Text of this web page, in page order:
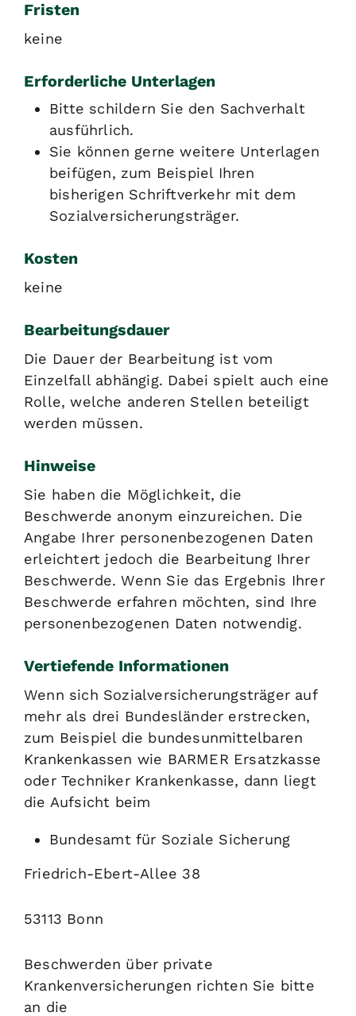
Fristen
keine
Erforderliche Unterlagen
Bitte schildern Sie den Sachverhalt
ausführlich.
Sie können gerne weitere Unterlagen
beifügen, zum Beispiel Ihren
bisherigen Schriftverkehr mit dem
Sozialversicherungsträger.
Kosten
keine
Bearbeitungsdauer
Die Dauer der Bearbeitung ist vom
Einzelfall abhängig. Dabei spielt auch eine
Rolle, welche anderen Stellen beteiligt
werden müssen.
Hinweise
Sie haben die Möglichkeit, die
Beschwerde anonym einzureichen. Die
Angabe Ihrer personenbezogenen Daten
erleichtert jedoch die Bearbeitung Ihrer
Beschwerde. Wenn Sie das Ergebnis Ihrer
Beschwerde erfahren möchten, sind Ihre
personenbezogenen Daten notwendig.
Vertiefende Informationen
Wenn sich Sozialversicherungsträger auf
mehr als drei Bundesländer erstrecken,
zum Beispiel die bundesunmittelbaren
Krankenkassen wie BARMER Ersatzkasse
oder Techniker Krankenkasse, dann liegt
die Aufsicht beim
Bundesamt für Soziale Sicherung
Friedrich-Ebert-Allee 38
53113 Bonn
Beschwerden über private
Krankenversicherungen richten Sie bitte
an die